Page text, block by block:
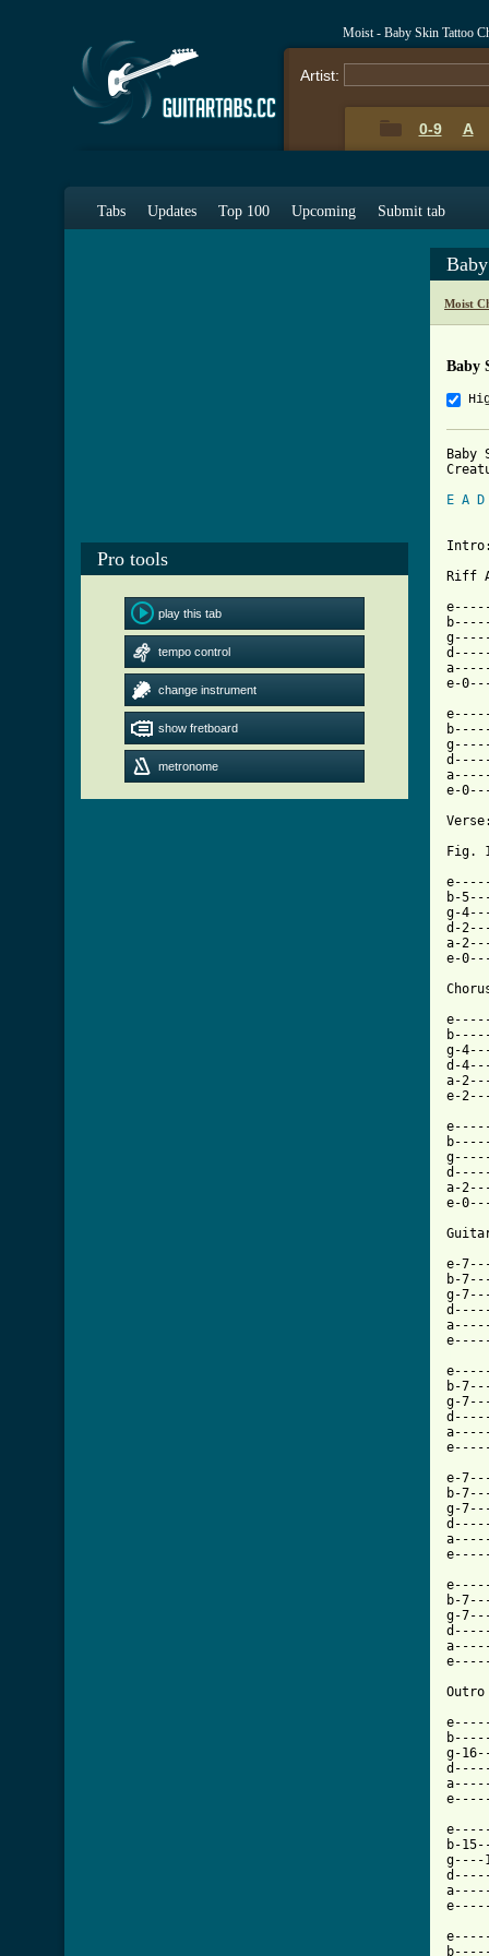
Moist - Baby Skin Tattoo
Artist:
0-9 A
Tabs Updates Top 100 Upcoming Submit tab
Pro tools
play this tab
tempo control
change instrument
show fretboard
metronome
Moist
Baby
Baby
E A D
Intro:
Riff
e-
e-
Verse:
Fig.
b-
g-
d-
a-
e-
g-
d-
a-
e-
a-
e-
e-
b-
g-
b-
g-
e-
b-
g-
b-
g-
g-
b-
g----